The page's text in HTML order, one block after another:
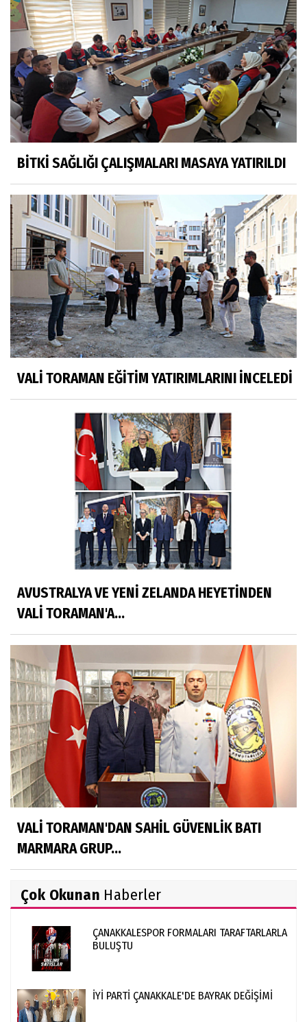
BİTKİ SAĞLIĞI ÇALIŞMALARI MASAYA YATIRILDI
VALİ TORAMAN EĞİTİM YATIRIMLARINI İNCELEDİ
AVUSTRALYA VE YENİ ZELANDA HEYETİNDEN
VALİ TORAMAN'A...
VALİ TORAMAN'DAN SAHİL GÜVENLİK BATI
MARMARA GRUP...
Çok Okunan Haberler
ÇANAKKALESPOR FORMALARI TARAFTARLARLA
BULUŞTU
İYİ PARTİ ÇANAKKALE'DE BAYRAK DEĞİŞİMİ